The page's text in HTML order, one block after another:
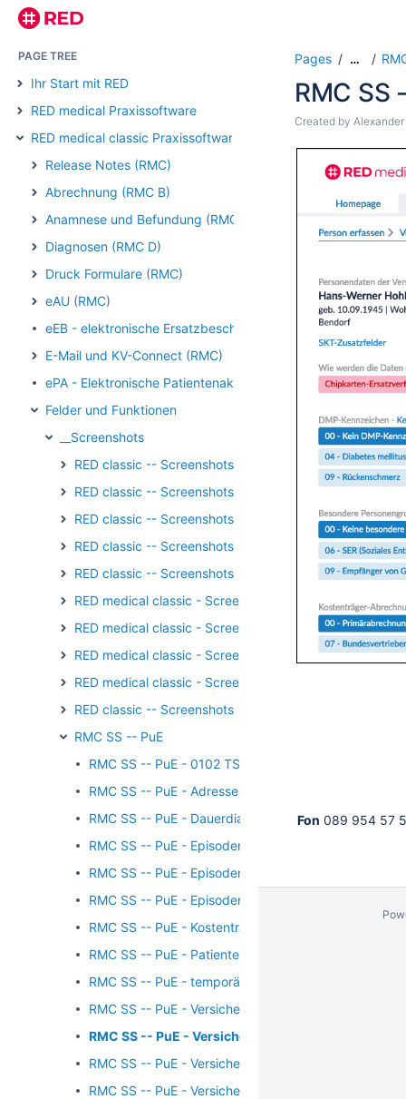
PAGE TREE
Ihr Start mit RED
RED medical Praxissoftware
RED medical classic Praxissoftware
Release Notes (RMC)
Abrechnung (RMC B)
Anamnese und Befundung (RMC)
Diagnosen (RMC D)
Druck Formulare (RMC)
eAU (RMC)
eEB - elektronische Ersatzbescheinigung (RMC)
E-Mail und KV-Connect (RMC)
ePA - Elektronische Patientenakte (RMC)
Felder und Funktionen
__Screenshots
RED classic -- Screenshots - Arzneimittel
RED classic -- Screenshots - Schnittstellen
RED classic -- Screenshots - Stammdaten
RED classic -- Screenshots - Formulardruck
RED classic -- Screenshots - Registrierung/Login
RED medical classic - Screenshots - Externe
RED medical classic - Screenshots - Verordnungen
RED medical classic - Screenshots - Wachhund
RED medical classic - Screenshots - Patientengruppen
RED classic -- Screenshots - Medikation
RMC SS -- PuE
RMC SS -- PuE - 0102 TSS
RMC SS -- PuE - Adresse
RMC SS -- PuE - Dauerdiagnosen
RMC SS -- PuE - Episodenart
RMC SS -- PuE - Episodentyp
RMC SS -- PuE - Episodentyp 0190
RMC SS -- PuE - Kostenträgerauswahl
RMC SS -- PuE - Patientenname
RMC SS -- PuE - temporärer Kostenträger
RMC SS -- PuE - Versichertenkarte einlesen
RMC SS -- PuE - Versicherungsdaten 1
RMC SS -- PuE - Versicherungsdaten 2
RMC SS -- PuE - Versicherungsdaten 3
Pages …
RMC SS
Created by
Fon 089 954 57